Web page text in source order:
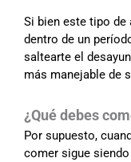
Si bien este tipo
dentro de un
saltearte el
más manejable de
¿Qué debes
Por supuesto,
comer sigue